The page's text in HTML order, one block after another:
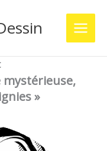
mystérieuse,
»